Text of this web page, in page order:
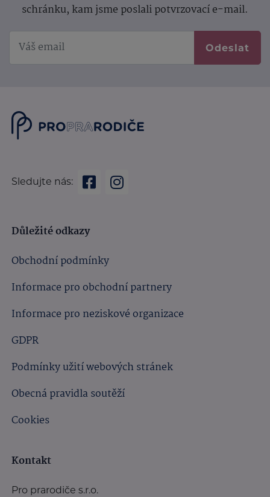
schránku, kam jsme poslali potvrzovací e-mail.
Odeslat
Sledujte nás:
Důležité odkazy
Obchodní podmínky
Informace pro obchodní partnery
Informace pro neziskové organizace
GDPR
Podmínky užití webových stránek
Obecná pravidla soutěží
Cookies
Kontakt
Pro prarodiče s.r.o.